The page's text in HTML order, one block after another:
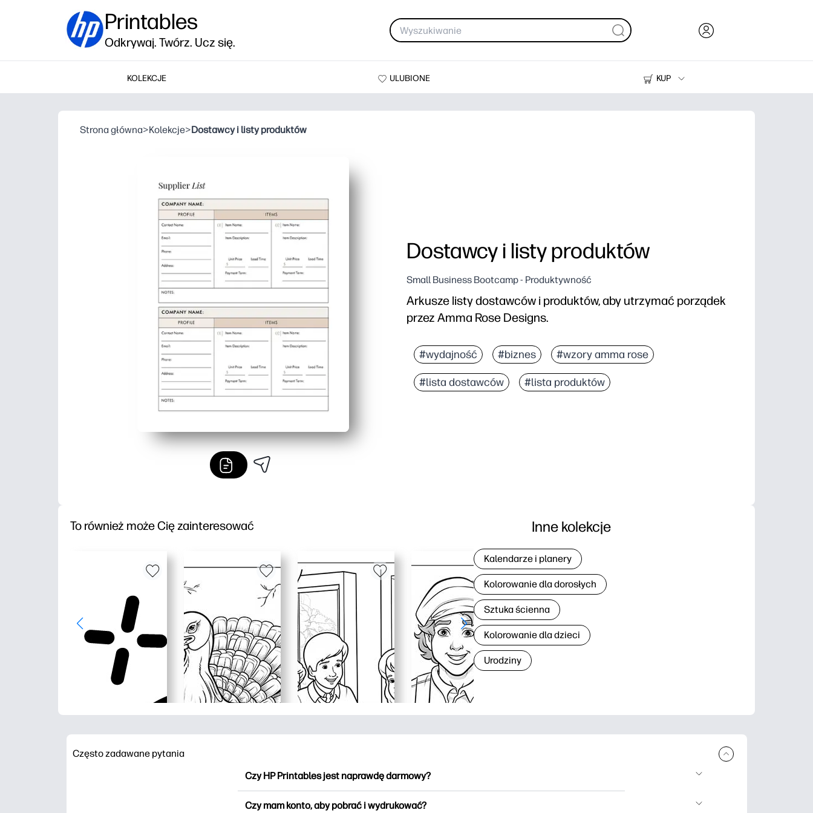
Printables
Odkrywaj. Twórz. Ucz się.
KOLEKCJE ULUBIONE
KUP
Drukarki do domu
Strona główna>Kolekcje>Dostawcy i listy produktów
Dostawcy i listy produktów
Small Business Bootcamp - Produktywność
Arkusze listy dostawców i produktów, aby utrzymać porządek
przez Amma Rose Designs.
#wydajność #biznes #wzory amma rose
#lista dostawców #lista produktów
To również może Cię zainteresować Inne kolekcje
Kalendarze i planery
Kolorowanie dla dorosłych
Sztuka ścienna
Kolorowanie dla dzieci
Urodziny
Często zadawane pytania
Czy HP Printables jest naprawdę darmowy?
Czy mam konto, aby pobrać i wydrukować?